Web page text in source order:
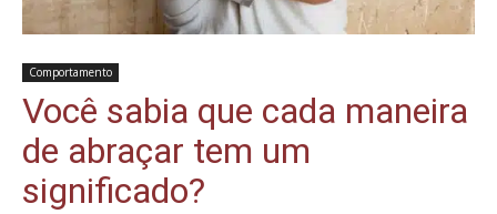
Comportamento
Você sabia que cada maneira
de abraçar tem um
significado?